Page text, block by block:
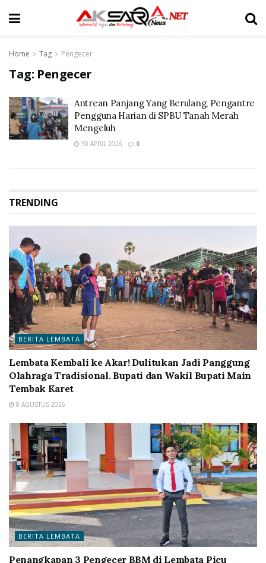
Home Tag Pengecer
Tag: Pengecer
Antrean Panjang Yang Berulang, Pengantre
Pengguna Harian di SPBU Tanah Merah
Mengeluh
30 APRIL 2026 0
TRENDING
BERITA LEMBATA
Lembata Kembali ke Akar! Dulitukan Jadi Panggung
Olahraga Tradisional. Bupati dan Wakil Bupati Main
Tembak Karet
8 AGUSTUS 2026
BERITA LEMBATA
Penangkapan 3 Pengecer BBM di Lembata Picu